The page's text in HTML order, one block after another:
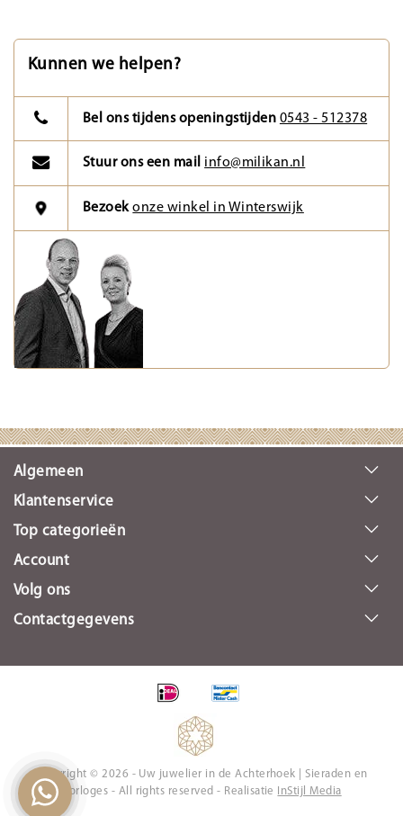
Kunnen we helpen?
Bel ons tijdens openingstijden 0543 - 512378
Stuur ons een mail info@milikan.nl
Bezoekonze winkel in Winterswijk
Algemeen
Klantenservice
Top categorieën
Account
Volg ons
Contactgegevens
Copyright © 2026 - Uw juwelier in de Achterhoek | Sieraden en
Horloges - All rights reserved - Realisatie
InStijl Media